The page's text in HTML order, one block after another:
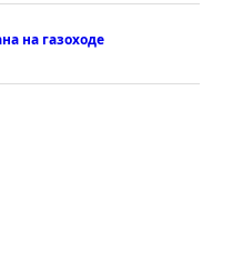
на газоходе